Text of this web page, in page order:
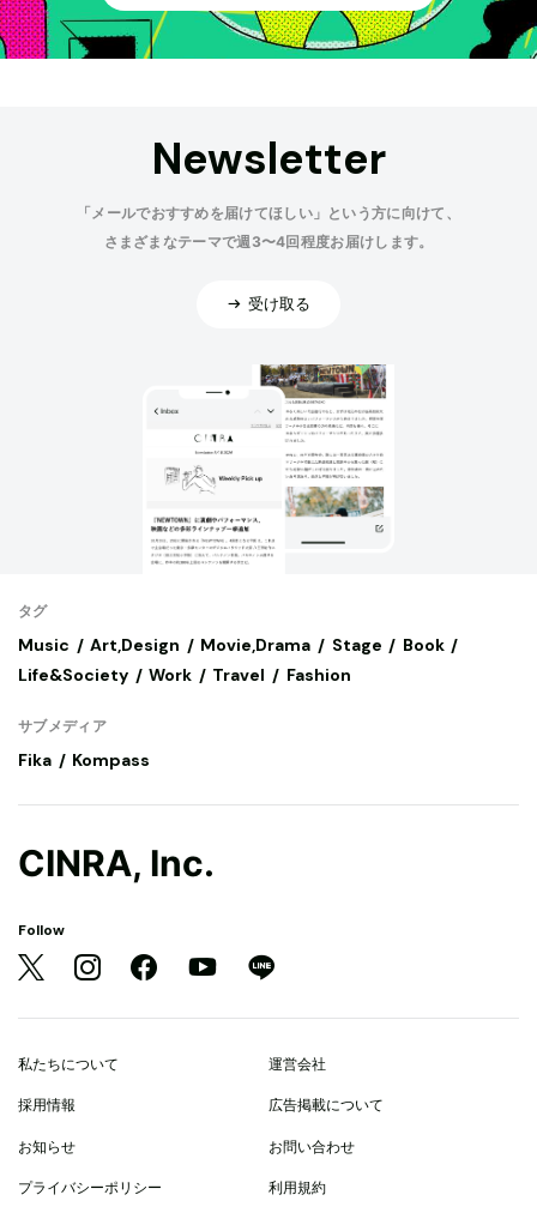
Newsletter
「メールでおすすめを届けてほしい」という方に向けて、
さまざまなテーマで週3〜4回程度お届けします。
受け取る
タグ
Music Art,Design Movie,Drama Stage
Book
Life&Society
Work Travel Fashion
サブメディア
Fika Kompass
CINRA, Inc.
Follow
私たちについて 運営会社
採用情報 広告掲載について
お知らせ お問い合わせ
プライバシーポリシー 利用規約